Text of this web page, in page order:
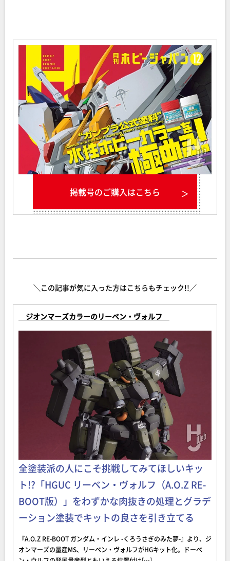
掲載号のご購入はこちら
＼この記事が気に入った方はこちらもチェック!!／
ジオンマーズカラーのリーベン・ヴォルフ
全塗装派の人にこそ挑戦してみてほしいキッ
ト!?「HGUC リーベン・ヴォルフ（A.O.Z RE-
BOOT版）」をわずかな肉抜きの処理とグラデ
ーション塗装でキットの良さを引き立てる
『A.O.Z RE-BOOT ガンダム・インレ -くろうさぎのみた夢-』より、ジ
オンマーズの量産MS、リーベン・ヴォルフがHGキット化。ドーベ